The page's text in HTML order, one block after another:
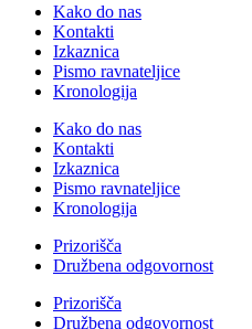
Kako do nas
Kontakti
Izkaznica
Pismo ravnateljice
Kronologija
Kako do nas
Kontakti
Izkaznica
Pismo ravnateljice
Kronologija
Prizorišča
Družbena odgovornost
Prizorišča
Družbena odgovornost